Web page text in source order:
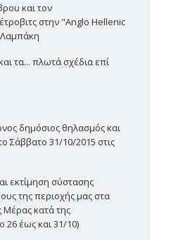
και τον
στην "Anglo Hellenic
Λαμπάκη
τα... πλωτά σχέδια επί
δημόσιος θηλασμός και
Σάββατο 31/10/2015 στις
εκτίμηση σύστασης
της περιοχής μας στα
Μέρας κατά της
26 έως και 31/10)